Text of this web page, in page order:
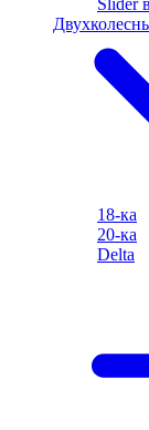
Slider
18-ка
20-ка
Delta